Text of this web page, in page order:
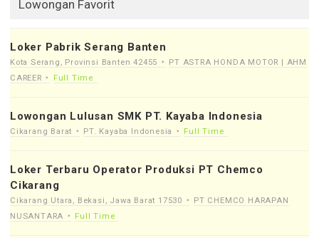
Lowongan Favorit
Loker Pabrik Serang Banten
Kota Serang, Provinsi Banten 42455
PT ASTRA HONDA MOTOR | AHM
CAREER
Full Time
Lowongan Lulusan SMK PT. Kayaba Indonesia
Cikarang Barat PT. Kayaba Indonesia Full Time
Loker Terbaru Operator Produksi PT Chemco
Cikarang
Cikarang Utara, Bekasi, Jawa Barat 17530
PT CHEMCO HARAPAN
NUSANTARA
Full Time